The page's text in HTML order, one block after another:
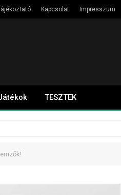
Kapcsolat Impresszum
TESZTEK